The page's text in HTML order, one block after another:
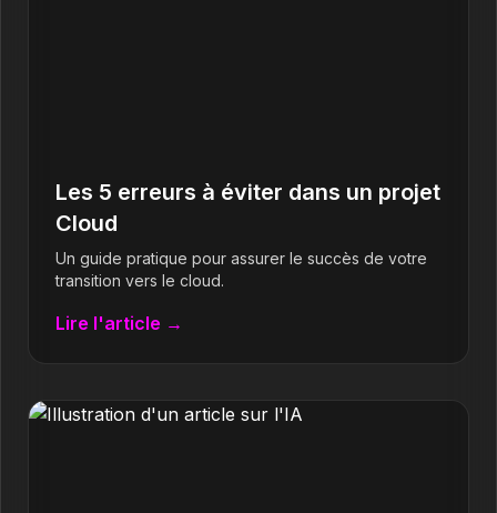
Les 5 erreurs à éviter dans un projet
Cloud
Un guide pratique pour assurer le succès de votre
transition vers le cloud.
Lire l'article →